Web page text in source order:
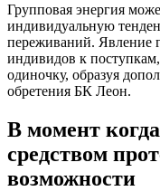
Групповая энергия
индивидуальную
переживаний. Явление
индивидов к
одиночку, образуя
обретения БК Леон.
В момент
средством
возможности